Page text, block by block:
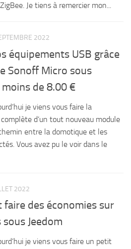
Je tiens à remercier mon...
2022
équipements USB grâce
Sonoff Micro sous
moins de 8.00 €
je viens vous faire la
d’un tout nouveau module
entre la domotique et les
Vous avez pu le voir dans le
2022
faire des économies sur
Jeedom
je viens vous faire un petit